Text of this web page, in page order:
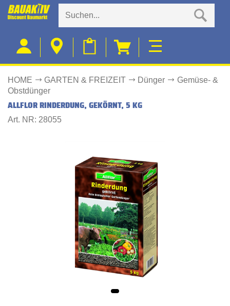
HOME GARTEN & FREIZEIT Dünger
Gemüse- &
Obstdünger
ALLFLOR RINDERDUNG, GEKÖRNT, 5 KG
Art. NR: 28055